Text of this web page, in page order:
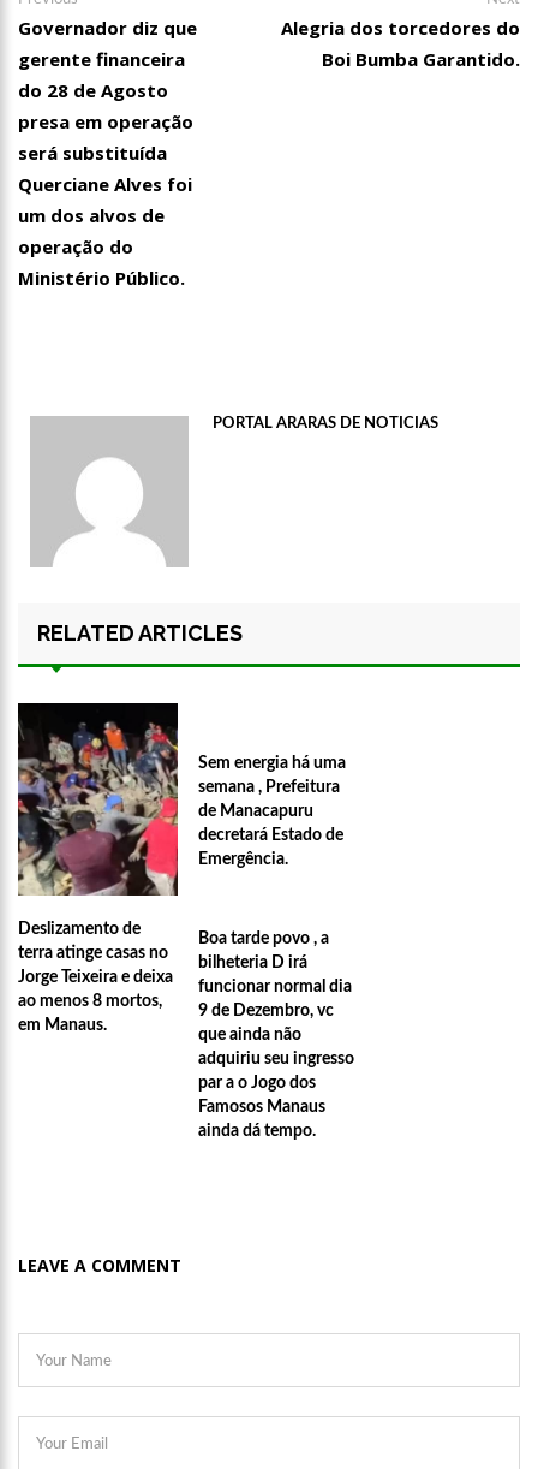
de
Post
post:
Governador diz que
gerente financeira
do 28 de Agosto
presa em operação
será substituída
Querciane Alves foi
um dos alvos de
operação do
Ministério Público.
Alegria dos torcedores do
Boi Bumba Garantido.
PORTAL ARARAS DE NOTICIAS
RELATED ARTICLES
Deslizamento de
terra atinge casas no
Jorge Teixeira e deixa
ao menos 8 mortos,
em Manaus.
Sem energia há uma
semana , Prefeitura
de Manacapuru
decretará Estado de
Emergência.
Boa tarde povo , a
bilheteria D irá
funcionar normal dia
9 de Dezembro, vc
que ainda não
adquiriu seu ingresso
par a o Jogo dos
Famosos Manaus
ainda dá tempo.
LEAVE A COMMENT